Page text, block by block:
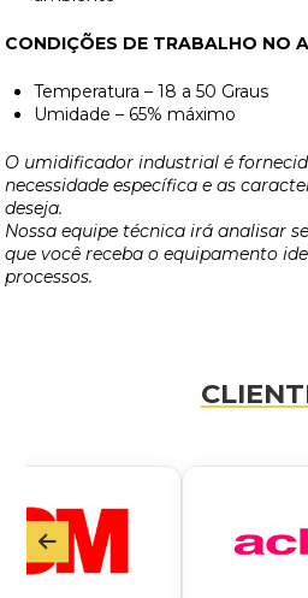
CONDIÇÕES DE TRABALHO NO
Temperatura – 18 a 50 Graus
Umidade – 65% máximo
O umidificador industrial é
necessidade específica e as
deseja.
Nossa equipe técnica irá analisar
que você receba o equipamento
processos.